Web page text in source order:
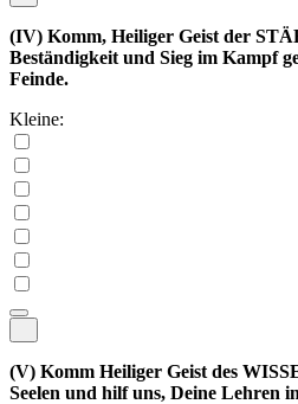
(IV) Komm, Heiliger Geist der
Beständigkeit und Sieg im Kampf
Feinde.
Kleine:
(V) Komm Heiliger Geist des
Seelen und hilf uns, Deine Lehren